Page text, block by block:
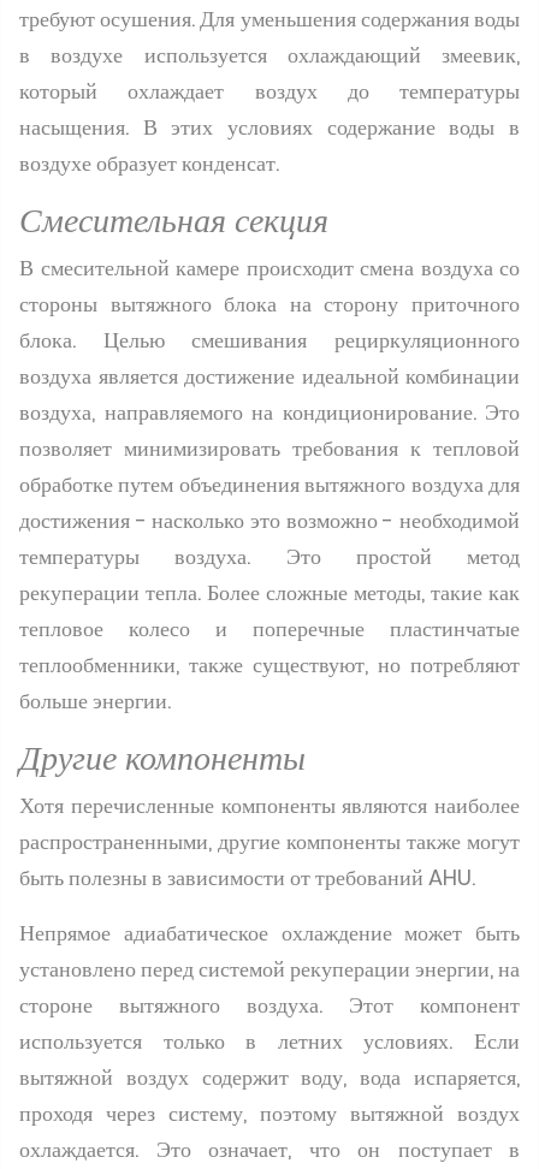
требуют осушения. Для уменьшения содержания воды
в воздухе используется охлаждающий змеевик,
который охлаждает воздух до температуры
насыщения. В этих условиях содержание воды в
воздухе образует конденсат.
Смесительная секция
В смесительной камере происходит смена воздуха со
стороны вытяжного блока на сторону приточного
блока. Целью смешивания рециркуляционного
воздуха является достижение идеальной комбинации
воздуха, направляемого на кондиционирование. Это
позволяет минимизировать требования к тепловой
обработке путем объединения вытяжного воздуха для
достижения - насколько это возможно - необходимой
температуры воздуха. Это простой метод
рекуперации тепла. Более сложные методы, такие как
тепловое колесо и поперечные пластинчатые
теплообменники, также существуют, но потребляют
больше энергии.
Другие компоненты
Хотя перечисленные компоненты являются наиболее
распространенными, другие компоненты также могут
быть полезны в зависимости от требований AHU.
Непрямое адиабатическое охлаждение может быть
установлено перед системой рекуперации энергии, на
стороне вытяжного воздуха. Этот компонент
используется только в летних условиях. Если
вытяжной воздух содержит воду, вода испаряется,
проходя через систему, поэтому вытяжной воздух
охлаждается. Это означает, что он поступает в